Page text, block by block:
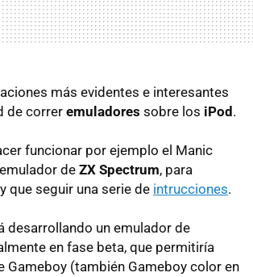
más evidentes e interesantes
de correr emuladores sobre los iPod .
funcionar por ejemplo el Manic
de ZX Spectrum, para
que seguir una serie de intrucciones.
desarrollando un emulador de
en fase beta, que permitiría
Gameboy (también Gameboy color en